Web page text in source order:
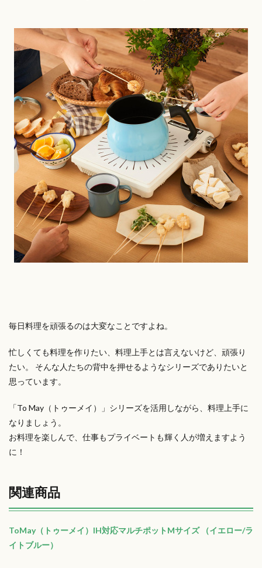
毎日料理を頑張るのは大変なことですよね。
忙しくても料理を作りたい、料理上手とは言えないけど、頑張り
たい。 そんな人たちの背中を押せるようなシリーズでありたいと
思っています。
「To May（トゥーメイ）」シリーズを活用しながら、料理上手に
なりましょう。
お料理を楽しんで、仕事もプライベートも輝く人が増えますよう
に！
関連商品
ToMay（トゥーメイ）IH対応マルチポットMサイズ （イエロー/ラ
イトブルー）